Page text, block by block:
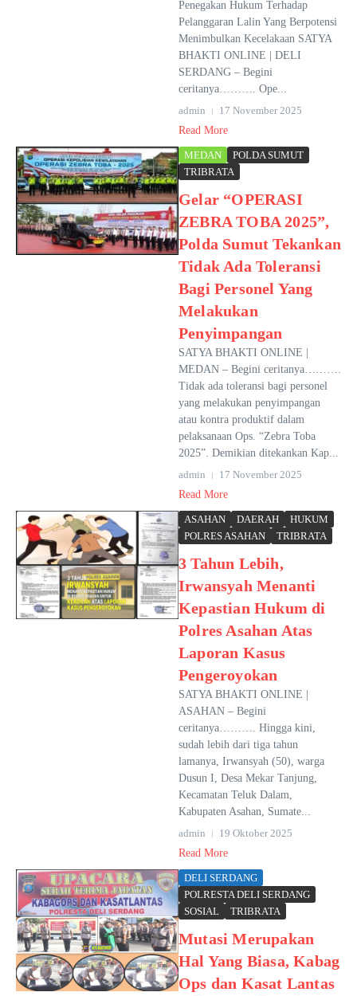
Penegakan Hukum Terhadap
Pelanggaran Lalin Yang Berpotensi
Menimbulkan Kecelakaan SATYA
BHAKTI ONLINE | DELI
SERDANG – Begini
ceritanya………. Ope...
admin
17 November 2025
Read More
MEDAN
POLDA SUMUT
TRIBRATA
Gelar “OPERASI
ZEBRA TOBA 2025”,
Polda Sumut Tekankan
Tidak Ada Toleransi
Bagi Personel Yang
Melakukan
Penyimpangan
SATYA BHAKTI ONLINE |
MEDAN – Begini ceritanya……….
Tidak ada toleransi bagi personel
yang melakukan penyimpangan
atau kontra produktif dalam
pelaksanaan Ops. “Zebra Toba
2025”. Demikian ditekankan Kap...
admin
17 November 2025
Read More
ASAHAN DAERAH
HUKUM
POLRES ASAHAN
TRIBRATA
3 Tahun Lebih,
Irwansyah Menanti
Kepastian Hukum di
Polres Asahan Atas
Laporan Kasus
Pengeroyokan
SATYA BHAKTI ONLINE |
ASAHAN – Begini
ceritanya………. Hingga kini,
sudah lebih dari tiga tahun
lamanya, Irwansyah (50), warga
Dusun I, Desa Mekar Tanjung,
Kecamatan Teluk Dalam,
Kabupaten Asahan, Sumate...
admin
19 Oktober 2025
Read More
DELI SERDANG
POLRESTA DELI SERDANG
SOSIAL
TRIBRATA
Mutasi Merupakan
Hal Yang Biasa, Kabag
Ops dan Kasat Lantas